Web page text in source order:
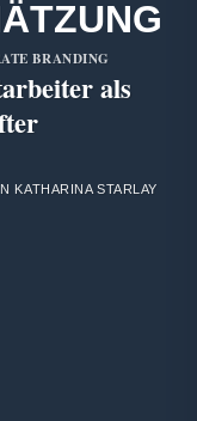
BRANDING
als
KATHARINA STARLAY